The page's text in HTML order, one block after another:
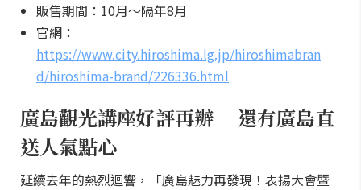
販售期間：10月～隔年8月
官網：
https://www.city.hiroshima.lg.jp/hiroshimabran
d/hiroshima-brand/226336.html
廣島觀光講座好評再辦 還有廣島直
送人氣點心
延續去年的熱烈迴響，「廣島魅力再發現！表揚大會暨